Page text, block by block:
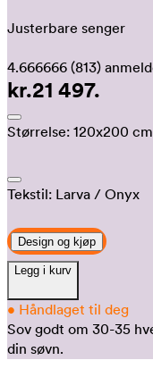
Justerbare senger
4.666666 (813)
kr.21 497.
Størrelse: 120x200
Tekstil: Larva / Onyx
Design og kjøp
Legg i kurv
• Håndlaget til deg
Sov godt om 30-35
din søvn.